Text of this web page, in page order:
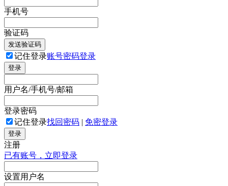
手机号
验证码
发送验证码
记住登录账号密码登录
登录
用户名/手机号/邮箱
登录密码
记住登录找回密码 | 免密登录
登录
注册
已有账号，立即登录
设置用户名